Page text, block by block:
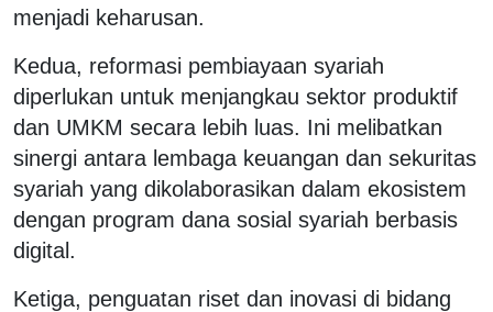
menjadi keharusan.
Kedua, reformasi pembiayaan syariah
diperlukan untuk menjangkau sektor produktif
dan UMKM secara lebih luas. Ini melibatkan
sinergi antara lembaga keuangan dan sekuritas
syariah yang dikolaborasikan dalam ekosistem
dengan program dana sosial syariah berbasis
digital.
Ketiga, penguatan riset dan inovasi di bidang